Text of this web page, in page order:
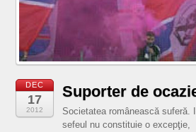
DEC
17
2012
Suporter de
Societatea românească suferă.
sefeul nu constituie o excepţie,